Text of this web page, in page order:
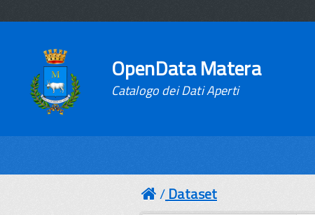
OpenData Matera
Catalogo dei Dati Aperti
Dataset